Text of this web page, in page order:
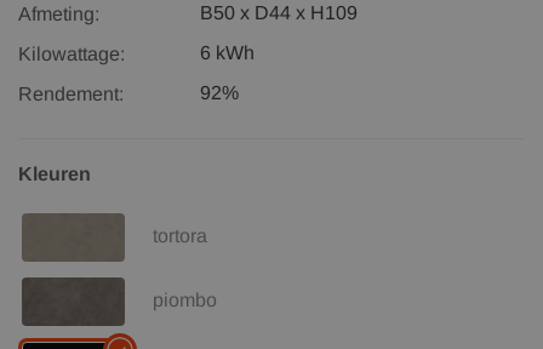
Afmeting:
B50 x D44 x H109
Kilowattage:
6 kWh
Rendement:
92%
Kleuren
tortora
piombo